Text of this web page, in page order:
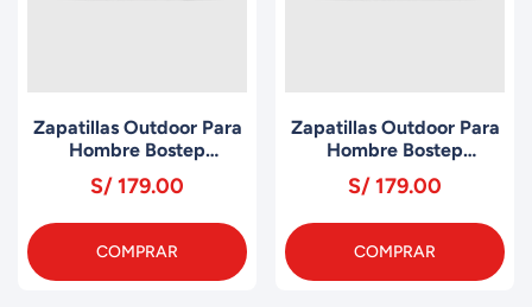
Zapatillas Outdoor Para
Hombre Bostep
MAJESTY B023M2
S/ 179.00
COMPRAR
Zapatillas Outdoor Para
Hombre Bostep
MAJESTY B023M1
S/ 179.00
COMPRAR